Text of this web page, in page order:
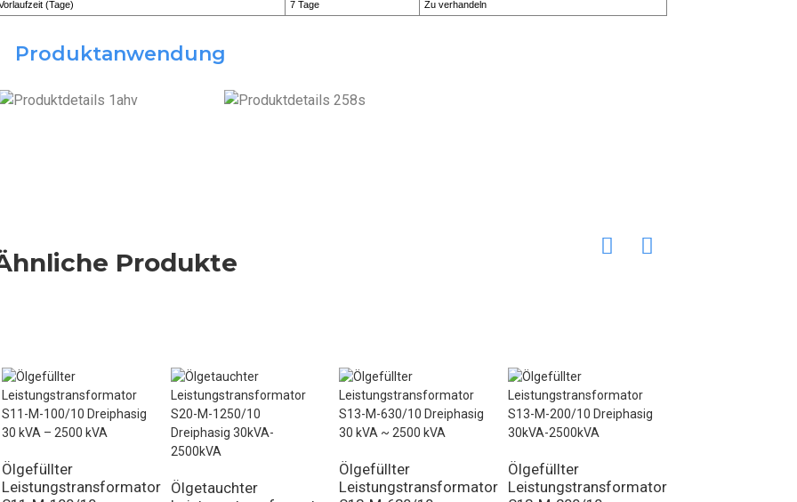
(Tage) 7 Tage Zu verhandeln
Produktanwendung
Produkte
Ölgefüllter
Leistungstransformator Ölgetauchter
Ölgefüllter
Leistungstransformator
Ölgefüllter
Leistungstransformator